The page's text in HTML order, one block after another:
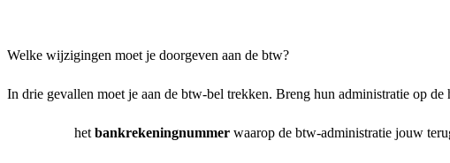
Welke wijzigingen moet je doorgeven aan de btw?
In drie gevallen moet je aan de btw-bel trekken. Breng hun administratie op de
het bankrekeningnummer waarop de btw-administratie jouw